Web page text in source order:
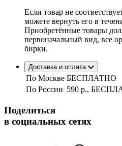
Если товар не
можете вернуть его в
Приобретённые товары
первоначальный вид, все
бирки.
Доставка и оплата
По Москве БЕСПЛАТНО
По России 590 р.,
Поделиться
в социальных сетях